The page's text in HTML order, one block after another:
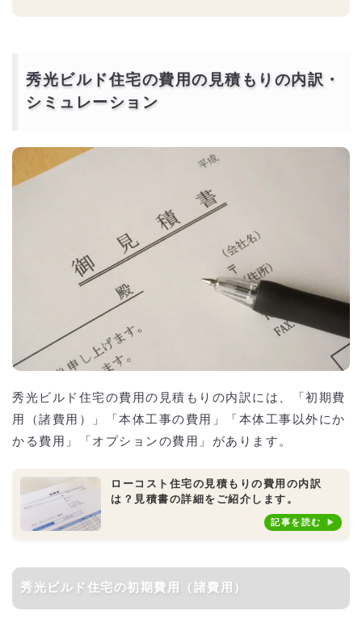
秀光ビルド住宅の費用の見積もりの内訳・
シミュレーション
秀光ビルド住宅の費用の見積もりの内訳には、「初期費
用（諸費用）」「本体工事の費用」「本体工事以外にか
かる費用」「オプションの費用」があります。
ローコスト住宅の見積もりの費用の内訳
は？見積書の詳細をご紹介します。
記事を読む
秀光ビルド住宅の初期費用（諸費用）